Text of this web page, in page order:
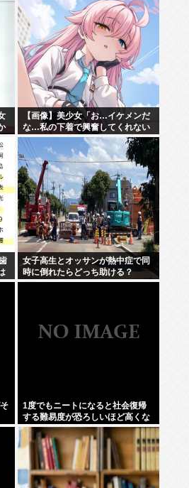
【画像】美少女「お…イケメンだ
な…私の下着で興奮してくれない
かな…」
女子高生とオッサンが熱中症で同
時に倒れたらどっち助ける？
1度でもニートになると社会復帰
する難易度が恐ろしいほど高くな
ってしまう件